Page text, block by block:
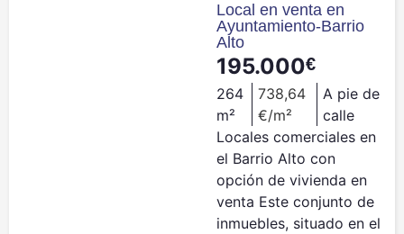
Local en venta en
Ayuntamiento-Barrio
Alto
195.000€
264
m²
738,64
€/m²
A pie de
calle
Locales comerciales en
el Barrio Alto con
opción de vivienda en
venta Este conjunto de
inmuebles, situado en el